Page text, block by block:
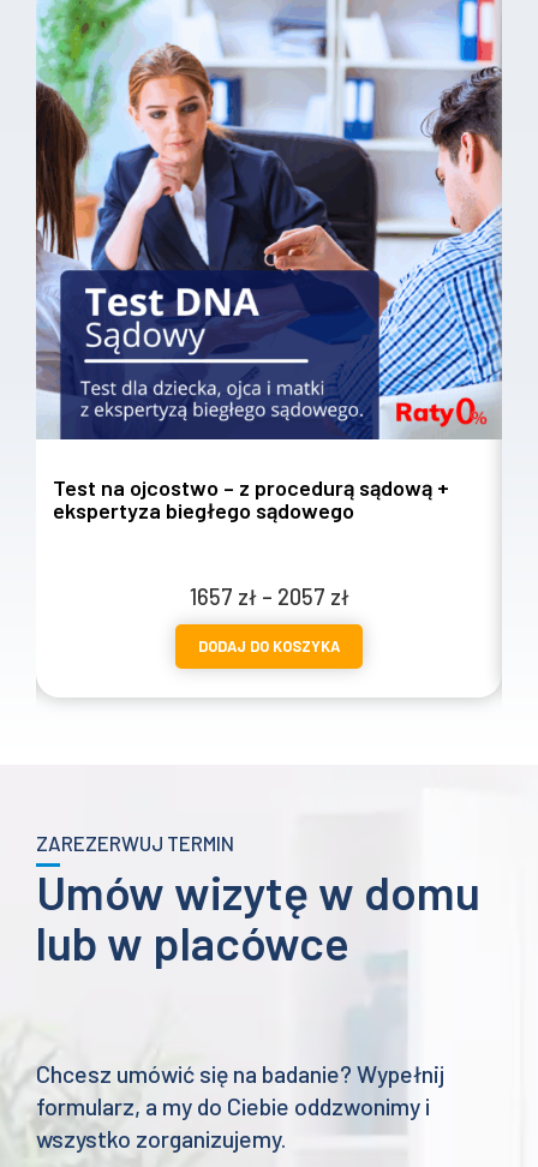
Test na ojcostwo – z procedurą sądową +
ekspertyza biegłego sądowego
1657 zł – 2057 złZakres
cen:
DODAJ DO KOSZYKA
ZAREZERWUJ TERMIN
Umów wizytę w domu
lub w placówce
Chcesz umówić się na badanie? Wypełnij
formularz, a my do Ciebie oddzwonimy i
wszystko zorganizujemy.